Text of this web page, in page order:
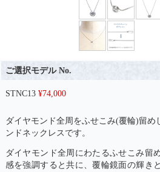
ご選択モデル No.
STNC13 ¥74,000
ダイヤモンド全周をふせこみ(覆輪)留め
ンドネックレスです。
ダイヤモンド全周にわたるふせこみ留
感を強調すると共に、覆輪鏡面の輝き